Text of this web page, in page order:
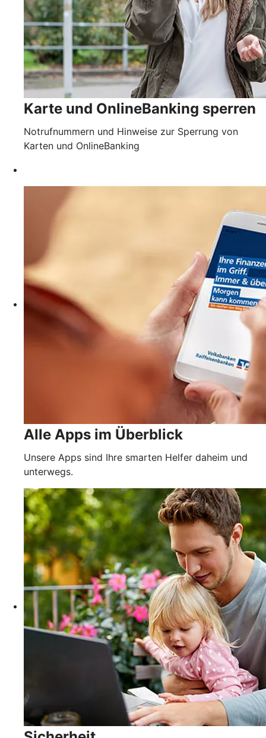
Karte und OnlineBanking sperren
Notrufnummern und Hinweise zur Sperrung von
Karten und OnlineBanking
Alle Apps im Überblick
Unsere Apps sind Ihre smarten Helfer daheim und
unterwegs.